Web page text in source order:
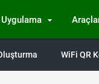
Uygulama
WiFi QR